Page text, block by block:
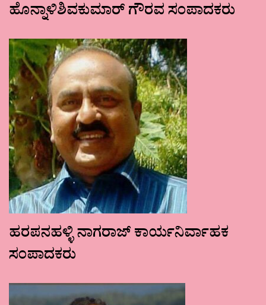
ಹೊನ್ನಾಳಿಶಿವಕುಮಾರ್ ಗೌರವ ಸಂಪಾದಕರು
ಹರಪನಹಳ್ಳಿ ನಾಗರಾಜ್ ಕಾರ್ಯನಿರ್ವಾಹಕ
ಸಂಪಾದಕರು